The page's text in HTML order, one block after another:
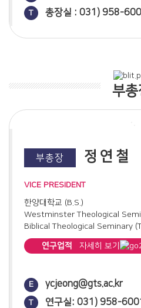
출판부, 2017)
헤르만 리델보스, "시간의 충만함
레인 팁튼, "언약신학의 토대"(제
루터의 전가교리 - 어거스틴 구원
언약 구도의 관점에서 James
G.E.Saint-Laurent's view(2019)
복음수용의 인식론적 과정(2020)
John Calvin의 종말론: 종말과 하
은혜의 방편으로서의 성례(2021)
종교개혁 신학의 맥락에서 보는
(2022)
기독교 유신론적 윤리(2023)
T 총장실 : 031) 958-
부총
부총장 정연철
VICE PRESIDENT
한양대학교 (B.S.)
Westminster Theological
Biblical Theological Seminary
연구업적 자세히 보기
성경 히브리어(제네바신학대학원
밝은연못의 물고기- 정년 기념 논
E ycjeong@gts.ac.kr
T 연구실: 031) 958-